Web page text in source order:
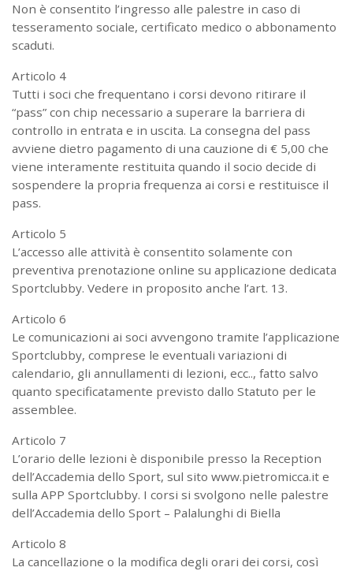
Non è consentito l’ingresso alle palestre in caso di
tesseramento sociale, certificato medico o abbonamento
scaduti.
Articolo 4
Tutti i soci che frequentano i corsi devono ritirare il
“pass” con chip necessario a superare la barriera di
controllo in entrata e in uscita. La consegna del pass
avviene dietro pagamento di una cauzione di € 5,00 che
viene interamente restituita quando il socio decide di
sospendere la propria frequenza ai corsi e restituisce il
pass.
Articolo 5
L’accesso alle attività è consentito solamente con
preventiva prenotazione online su applicazione dedicata
Sportclubby. Vedere in proposito anche l’art. 13.
Articolo 6
Le comunicazioni ai soci avvengono tramite l’applicazione
Sportclubby, comprese le eventuali variazioni di
calendario, gli annullamenti di lezioni, ecc.., fatto salvo
quanto specificatamente previsto dallo Statuto per le
assemblee.
Articolo 7
L’orario delle lezioni è disponibile presso la Reception
dell’Accademia dello Sport, sul sito www.pietromicca.it e
sulla APP Sportclubby. I corsi si svolgono nelle palestre
dell’Accademia dello Sport – Palalunghi di Biella
Articolo 8
La cancellazione o la modifica degli orari dei corsi, così